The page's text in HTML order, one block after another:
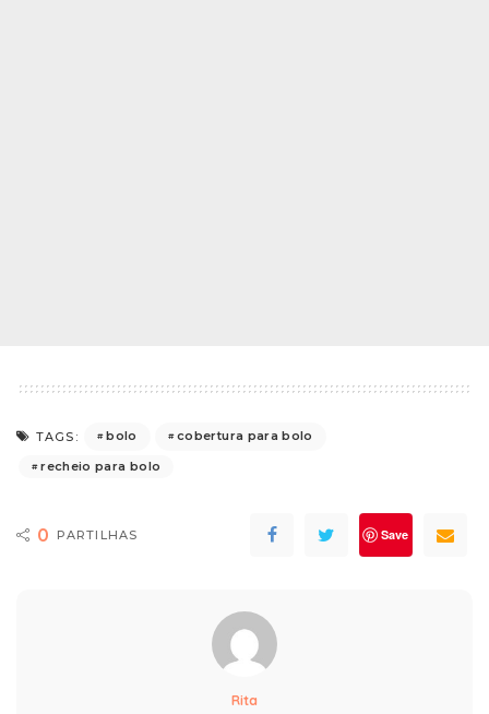
TAGS: bolo
cobertura para bolo
recheio para bolo
0 PARTILHAS Save
Rita